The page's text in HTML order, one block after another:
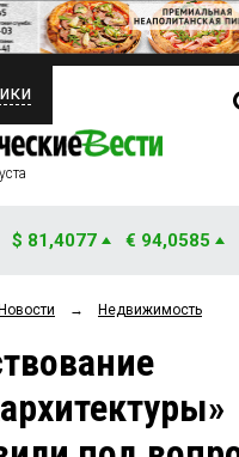
КОМПАНИЙ Блоги
$ 81,4077 € 94,0585
→ Недвижимость